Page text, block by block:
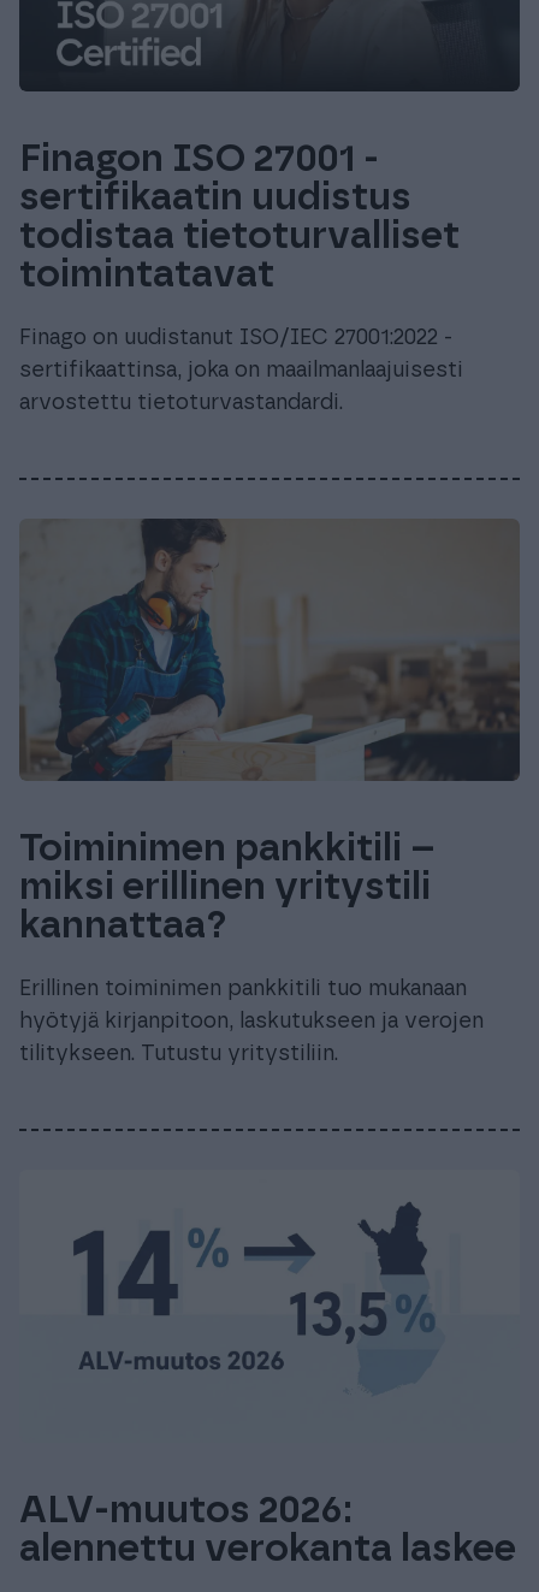
Finagon ISO 27001 -
sertifikaatin uudistus
todistaa tietoturvalliset
toimintatavat
Finago on uudistanut ISO/IEC 27001:2022 -
sertifikaattinsa, joka on maailmanlaajuisesti
arvostettu tietoturvastandardi.
Toiminimen pankkitili –
miksi erillinen yritystili
kannattaa?
Erillinen toiminimen pankkitili tuo mukanaan
hyötyjä kirjanpitoon, laskutukseen ja verojen
tilitykseen. Tutustu yritystiliin.
ALV-muutos 2026:
alennettu verokanta laskee